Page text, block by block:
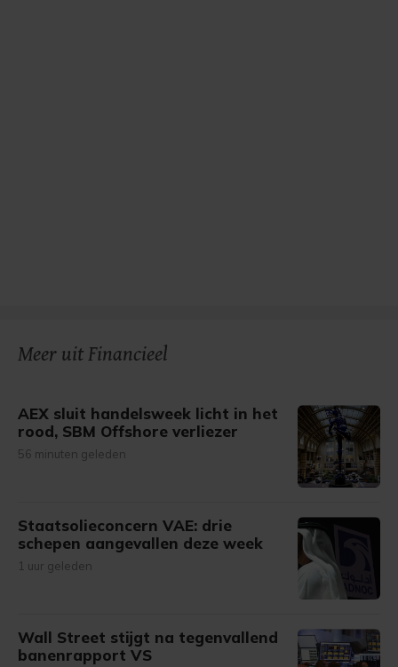
Meer uit Financieel
AEX sluit handelsweek licht in het
rood, SBM Offshore verliezer
56 minuten geleden
Staatsolieconcern VAE: drie
schepen aangevallen deze week
1 uur geleden
Wall Street stijgt na tegenvallend
banenrapport VS